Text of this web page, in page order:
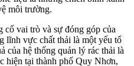
môi trường.
cố vai trò và sự đóng góp của
lĩnh vực chất thải là một yếu tố
của hệ thống quản lý rác thải là
hiện tại thành phố Quy Nhơn,